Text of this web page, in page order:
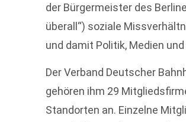
der Bürgermeister des
überall“) soziale
und damit Politik, Medien
Der Verband Deutscher
gehören ihm 29
Standorten an. Einzelne